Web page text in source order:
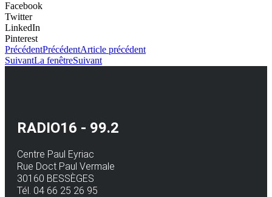
Facebook
Twitter
LinkedIn
Pinterest
PrécédentPrécédentArticle précédent
SuivantLa fenêtreSuivant
RADIO16 - 99.2
Centre Paul Eyriac
Rue Doct Paul Vermale
30160 BESSÈGES
Tél. 04 66 25 26 95